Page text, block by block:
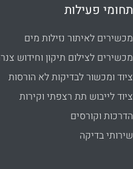
תחומי פעילות
מכשירים לאיתור נזילות מים
מכשירים לצילום תיקון וחידוש
ציוד ומכשור לבדיקות לא הורסות
ציוד לייבוש תת רצפתי וקירות
הדרכות וקורסים
שירותי בדיקה